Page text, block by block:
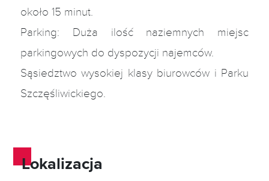
około 15 minut.
Parking: Duża ilość naziemnych miejsc
parkingowych do dyspozycji najemców.
Sąsiedztwo wysokiej klasy biurowców i Parku
Szczęśliwickiego.
Lokalizacja